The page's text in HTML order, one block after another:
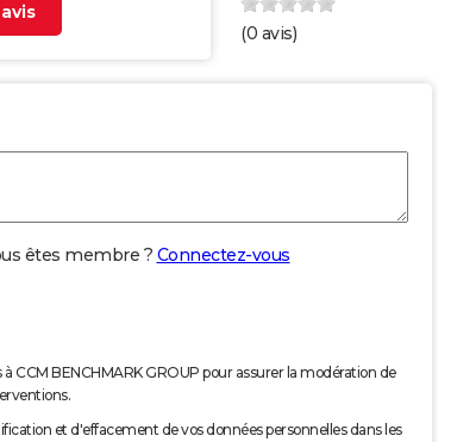
(0 avis)
êtes membre ? Connectez-vous
CCM BENCHMARK GROUP pour assurer la modération de
et d'effacement de vos données personnelles dans les